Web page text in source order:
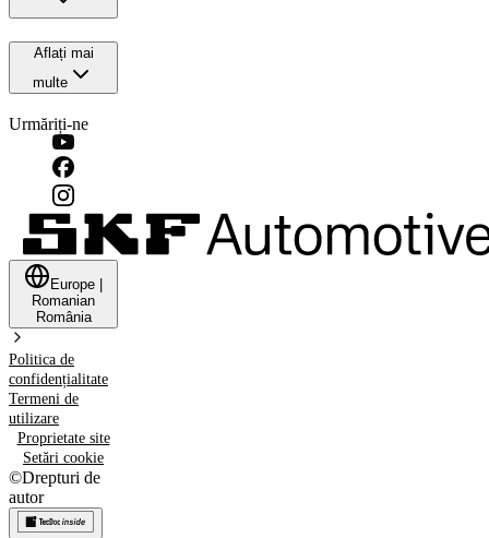
Aflați mai
multe
Urmăriți-ne
Europe
Romanian
România
Politica de
confidențialitate
Termeni de
utilizare
Proprietate site
Setări cookie
©Drepturi de
autor